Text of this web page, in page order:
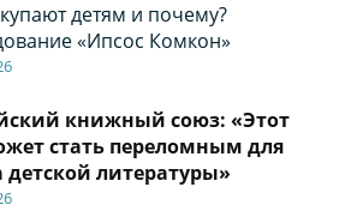
детям и почему?
«Ипсос Комкон»
книжный союз: «Этот
стать переломным для
литературы»